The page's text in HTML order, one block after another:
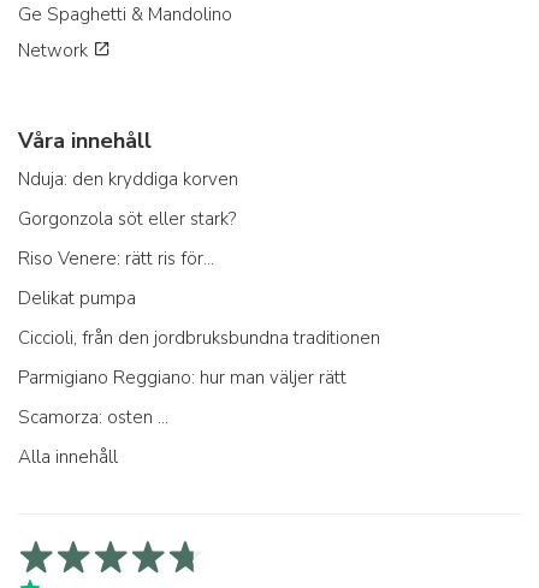
Ge Spaghetti & Mandolino
Network
Våra innehåll
Nduja: den kryddiga korven
Gorgonzola söt eller stark?
Riso Venere: rätt ris för...
Delikat pumpa
Ciccioli, från den jordbruksbundna traditionen
Parmigiano Reggiano: hur man väljer rätt
Scamorza: osten ...
Alla innehåll